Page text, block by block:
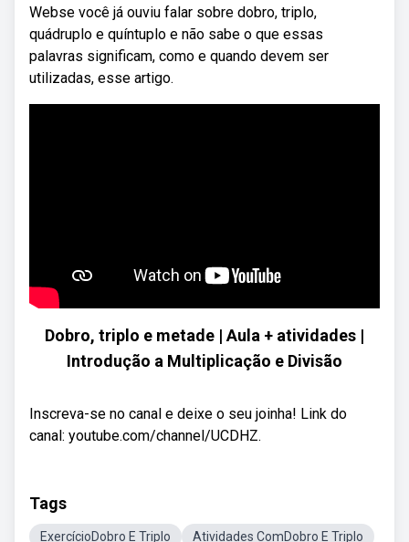
Webse você já ouviu falar sobre dobro, triplo,
quádruplo e quíntuplo e não sabe o que essas
palavras significam, como e quando devem ser
utilizadas, esse artigo.
Dobro, triplo e metade | Aula + atividades |
Introdução a Multiplicação e Divisão
Inscreva-se no canal e deixe o seu joinha! Link do
canal: youtube.com/channel/UCDHZ.
Tags
ExercícioDobro E Triplo Atividades ComDobro E Triplo